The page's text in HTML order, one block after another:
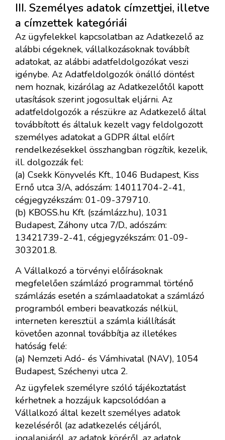
III. Személyes adatok címzettjei, illetve
a címzettek kategóriái
Az ügyfelekkel kapcsolatban az Adatkezelő az
alábbi cégeknek, vállalkozásoknak továbbít
adatokat, az alábbi adatfeldolgozókat veszi
igénybe. Az Adatfeldolgozók önálló döntést
nem hoznak, kizárólag az Adatkezelőtől kapott
utasítások szerint jogosultak eljárni. Az
adatfeldolgozók a részükre az Adatkezelő által
továbbított és általuk kezelt vagy feldolgozott
személyes adatokat a GDPR által előírt
rendelkezésekkel összhangban rögzítik, kezelik,
ill. dolgozzák fel:
(a) Csekk Könyvelés Kft., 1046 Budapest, Kiss
Ernő utca 3/A, adószám: 14011704-2-41,
cégjegyzékszám: 01-09-379710.
(b) KBOSS.hu Kft. (számlázz.hu), 1031
Budapest, Záhony utca 7/D., adószám:
13421739-2-41, cégjegyzékszám: 01-09-
303201.8.
A Vállalkozó a törvényi előírásoknak
megfelelően számlázó programmal történő
számlázás esetén a számlaadatokat a számlázó
programból emberi beavatkozás nélkül,
interneten keresztül a számla kiállítását
követően azonnal továbbítja az illetékes
hatóság felé:
(a) Nemzeti Adó- és Vámhivatal (NAV), 1054
Budapest, Széchenyi utca 2.
Az ügyfelek személyre szóló tájékoztatást
kérhetnek a hozzájuk kapcsolódóan a
Vállalkozó által kezelt személyes adatok
kezeléséről (az adatkezelés céljáról,